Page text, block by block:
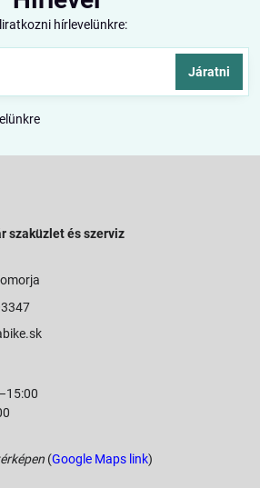
hírlevelünkre:
Járatni
szaküzlet és szerviz
(Google Maps link)